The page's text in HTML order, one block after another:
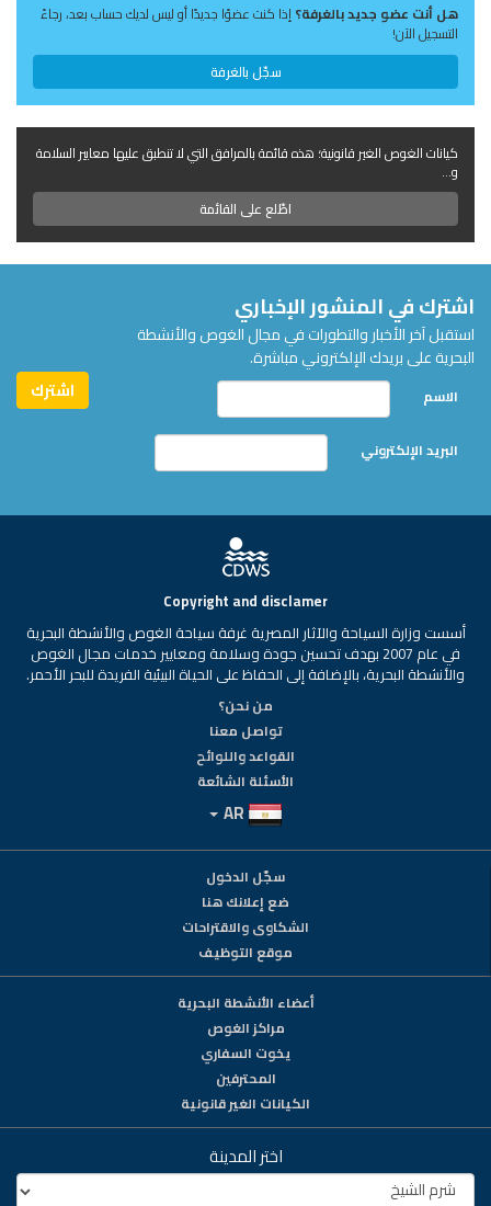
هل أنت عضو جديد بالغرفة؟إذا كنت عضوًا جديدًا أو ليس لديك حساب بعد، رجاءً
التسجيل الآن!
سجّل بالغرفة
كيانات الغوص الغير قانونية؛ هذه قائمة بالمرافق التي لا تنطبق عليها معايير السلامة
و...
اطّلع على القائمة
اشترك في المنشور الإخباري
استقبل آخر الأخبار والتطورات في مجال الغوص والأنشطة
البحرية على بريدك الإلكتروني مباشرة.
الاسم
البريد الإلكتروني
Copyright and disclamer
أسست وزارة السياحة والآثار المصرية غرفة سياحة الغوص والأنشطة البحرية
في عام 2007 بهدف تحسين جودة وسلامة ومعايير خدمات مجال الغوص
والأنشطة البحرية، بالإضافة إلى الحفاظ على الحياة البيئية الفريدة للبحر الأحمر.
من نحن؟
تواصل معنا
القواعد واللوائح
الأسئلة الشائعة
سجّل الدخول
ضع إعلانك هنا
الشكاوى والاقتراحات
موقع التوظيف
أعضاء الأنشطة البحرية
مراكز الغوص
يخوت السفاري
المحترفين
الكيانات الغير قانونية
اختر المدينة